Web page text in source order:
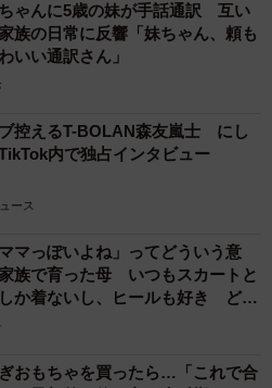
ゃんに5歳の妹が手話通訳 互い
族の日常に反響「妹ちゃん、頼も
いい通訳さん」
控えるT-BOLAN森友嵐士 にし
内で独占インタビュー
ース
ママっぽいよね」ってどういう意
族で育った母 いつもスカートと
か着ないし、ヒールも好き どの
おもちゃを買ったら…「これで合